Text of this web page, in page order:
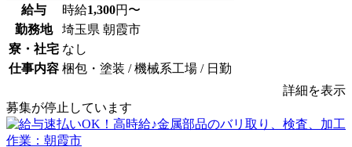
給与 時給1,300円〜
勤務地
埼玉県 朝霞市
寮・社宅 なし
仕事内容 梱包・塗装 / 機械系工場 / 日勤
詳細を表示
募集が停止しています